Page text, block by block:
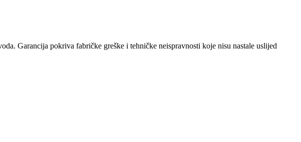
Garancija pokriva fabričke greške i tehničke neispravnosti koje nisu nastale uslijed